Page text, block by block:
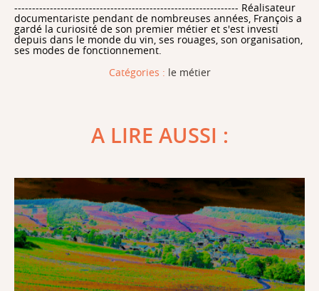
--------------------------------------------------------------- Réalisateur
documentariste pendant de nombreuses années, François a
gardé la curiosité de son premier métier et s'est investi
depuis dans le monde du vin, ses rouages, son organisation,
ses modes de fonctionnement.
Catégories : le métier
A LIRE AUSSI :